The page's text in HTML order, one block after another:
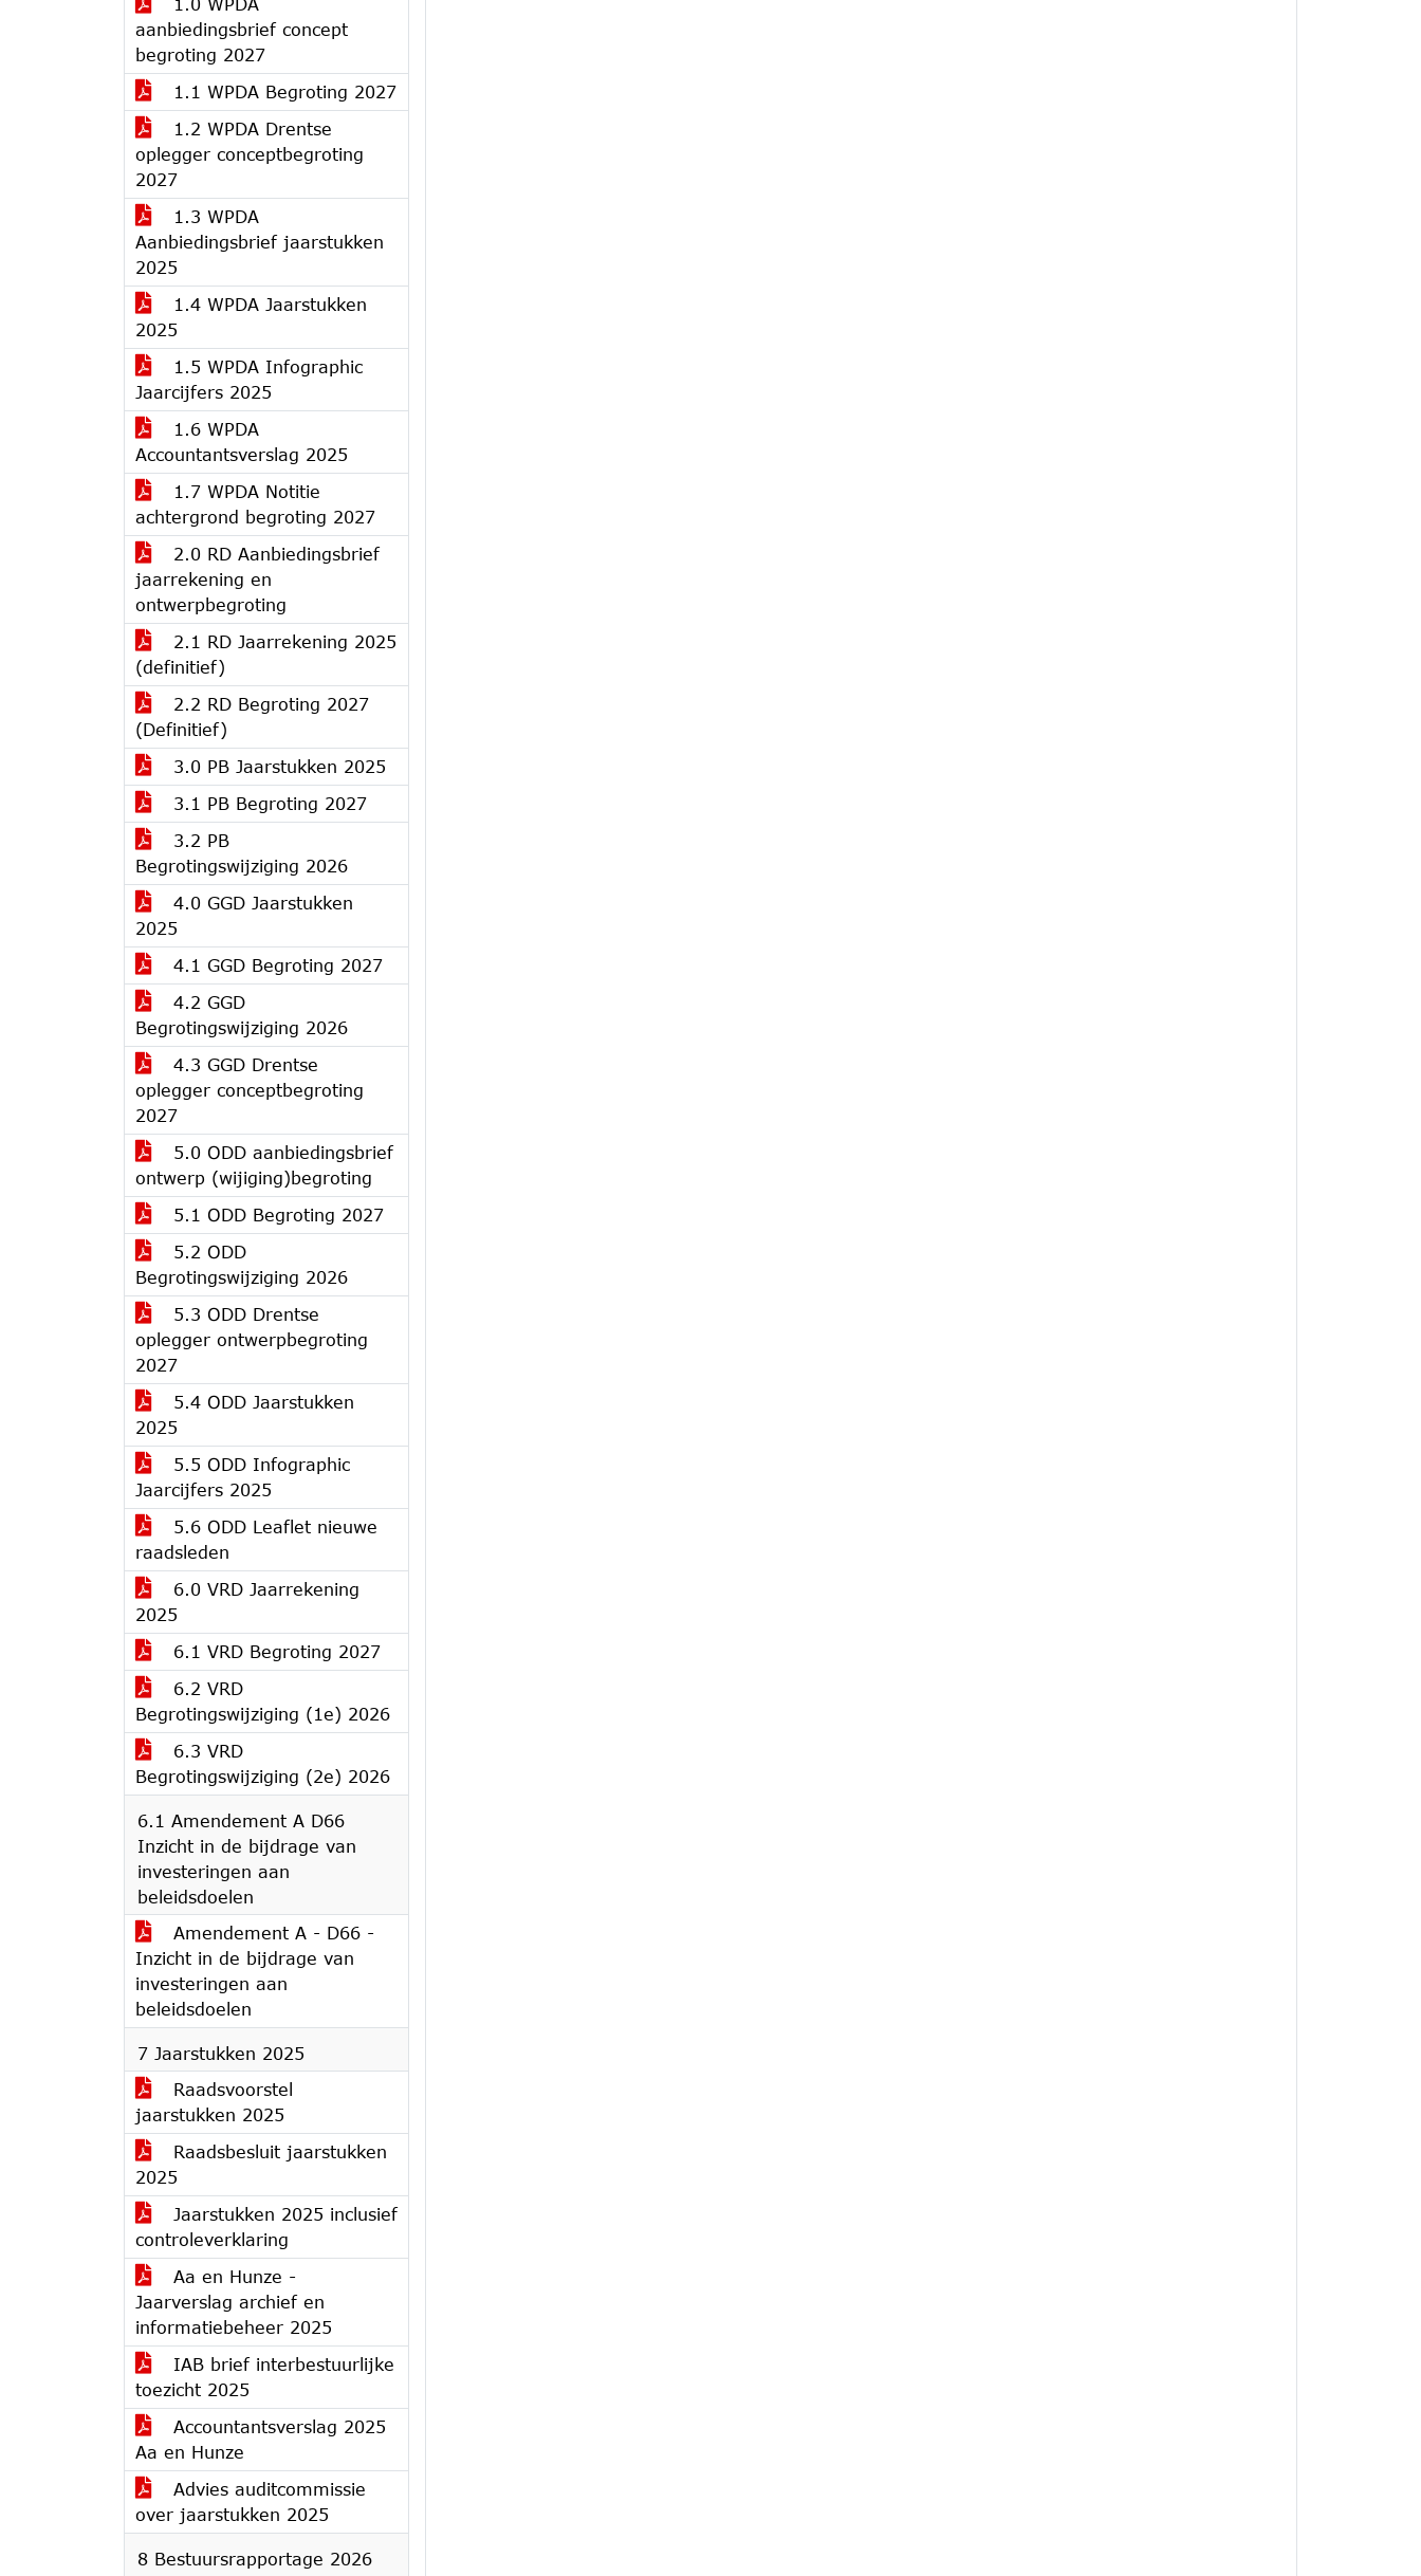
aanbiedingsbrief concept
begroting 2027
1.1 WPDA Begroting 2027
1.2 WPDA Drentse
oplegger conceptbegroting
2027
1.3 WPDA
Aanbiedingsbrief jaarstukken
2025
1.4 WPDA Jaarstukken
2025
1.5 WPDA Infographic
Jaarcijfers 2025
1.6 WPDA
Accountantsverslag 2025
1.7 WPDA Notitie
achtergrond begroting 2027
2.0 RD Aanbiedingsbrief
jaarrekening en
ontwerpbegroting
2.1 RD Jaarrekening 2025
(definitief)
2.2 RD Begroting 2027
(Definitief)
3.0 PB Jaarstukken 2025
3.1 PB Begroting 2027
3.2 PB
Begrotingswijziging 2026
4.0 GGD Jaarstukken
2025
4.1 GGD Begroting 2027
4.2 GGD
Begrotingswijziging 2026
4.3 GGD Drentse
oplegger conceptbegroting
2027
5.0 ODD aanbiedingsbrief
ontwerp (wijiging)begroting
5.1 ODD Begroting 2027
5.2 ODD
Begrotingswijziging 2026
5.3 ODD Drentse
oplegger ontwerpbegroting
2027
5.4 ODD Jaarstukken
2025
5.5 ODD Infographic
Jaarcijfers 2025
5.6 ODD Leaflet nieuwe
raadsleden
6.0 VRD Jaarrekening
2025
6.1 VRD Begroting 2027
6.2 VRD
Begrotingswijziging (1e) 2026
6.3 VRD
Begrotingswijziging (2e) 2026
6.1 Amendement A D66
Inzicht in de bijdrage van
investeringen aan
beleidsdoelen
Amendement A - D66 -
Inzicht in de bijdrage van
investeringen aan
beleidsdoelen
7 Jaarstukken 2025
Raadsvoorstel
jaarstukken 2025
Raadsbesluit jaarstukken
2025
Jaarstukken 2025 inclusief
controleverklaring
Aa en Hunze -
Jaarverslag archief en
informatiebeheer 2025
IAB brief interbestuurlijke
toezicht 2025
Accountantsverslag 2025
Aa en Hunze
Advies auditcommissie
over jaarstukken 2025
8 Bestuursrapportage 2026